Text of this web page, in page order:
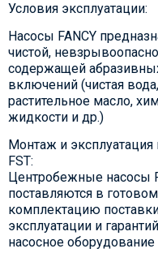
Условия эксплуатации:
Насосы FANCY
чистой,
содержащей
включений (чистая
растительное масло,
жидкости и др.)
Монтаж и эксплуатация
FST:
Центробежные насосы
поставляются в
комплектацию
эксплуатации и
насосное оборудование